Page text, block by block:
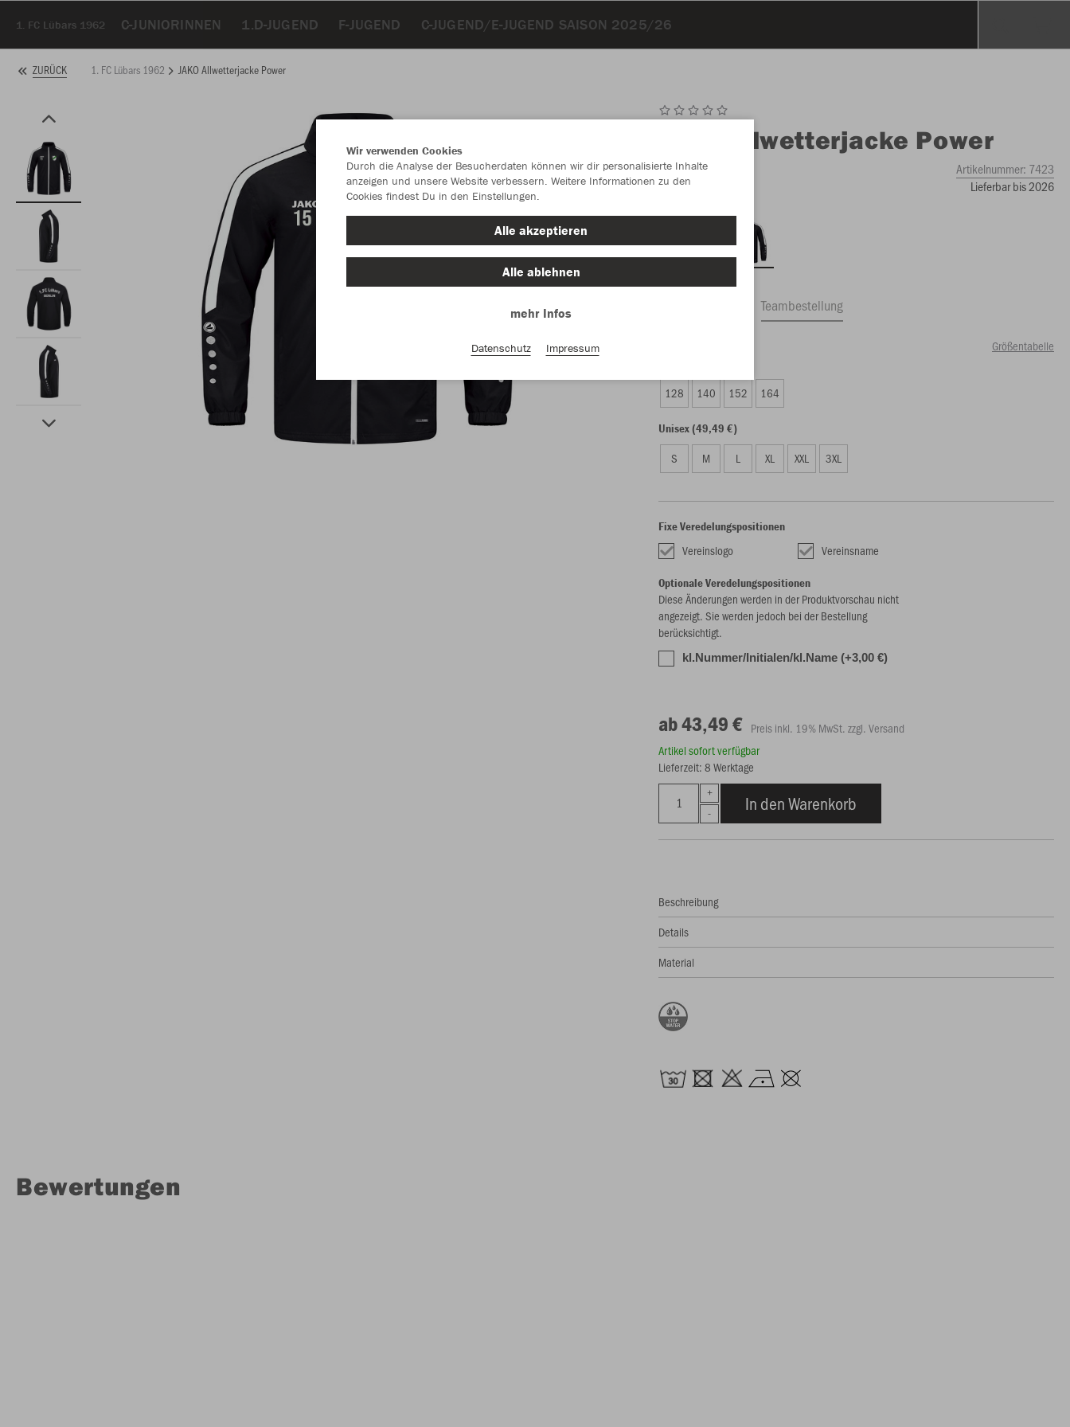
1. FC Lübars 1962 C-JUNIORINNEN 1.D-JUGEND F-JUGEND C-JUGEND/E-JUGEND SAISON 2025/26
ZURÜCK 1. FC Lübars 1962 JAKO Allwetterjacke Power
Allwetterjacke Power
schwarz Artikelnummer: 7423
Lieferbar bis 2026
Teambestellung
Größentabelle
128 140 152 164
Unisex (49,49 €)
S M L XL XXL 3XL
Fixe Veredelungspositionen
Vereinslogo Vereinsname
Optionale Veredelungspositionen
Diese Änderungen werden in der Produktvorschau nicht
angezeigt. Sie werden jedoch bei der Bestellung
berücksichtigt.
kl.Nummer/Initialen/kl.Name (+3,00 €)
ab 43,49 € Preis inkl. 19% MwSt. zzgl. Versand
Artikel sofort verfügbar
Lieferzeit: 8 Werktage
In den Warenkorb
Beschreibung
Details
Material
Bewertungen
Wir verwenden Cookies
Durch die Analyse der Besucherdaten können wir dir personalisierte Inhalte
anzeigen und unsere Website verbessern. Weitere Informationen zu den
Cookies findest Du in den Einstellungen.
Alle akzeptieren
Alle ablehnen
mehr Infos
Datenschutz Impressum